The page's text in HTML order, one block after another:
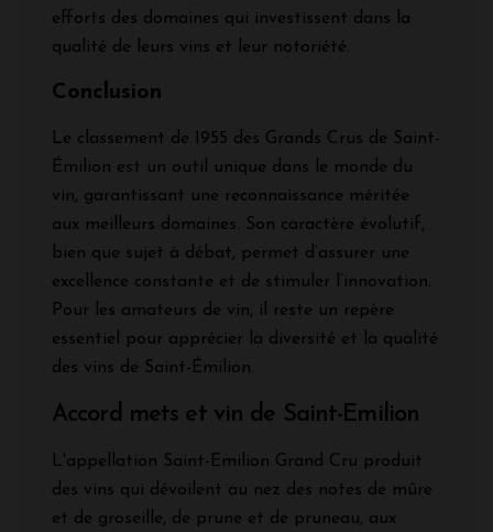
efforts des domaines qui investissent dans la
qualité de leurs vins et leur notoriété.
Conclusion
Le classement de 1955 des Grands Crus de Saint-
Émilion est un outil unique dans le monde du
vin, garantissant une reconnaissance méritée
aux meilleurs domaines. Son caractère évolutif,
bien que sujet à débat, permet d’assurer une
excellence constante et de stimuler l’innovation.
Pour les amateurs de vin, il reste un repère
essentiel pour apprécier la diversité et la qualité
des vins de Saint-Émilion.
Accord mets et vin de Saint-Emilion
L'appellation Saint-Emilion Grand Cru produit
des vins qui dévoilent au nez des notes de mûre
et de groseille, de prune et de pruneau, aux